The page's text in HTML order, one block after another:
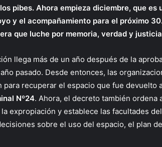
pibes. Ahora empieza diciembre, que
y el acompañamiento para el próximo
que luche por memoria, verdad y
llega más de un año después de la
pasado. Desde entonces, las
para recuperar el espacio que fue devuelto
Nº24. Ahora, el decreto también ordena
expropiación y establece las facultades del
sobre el uso del espacio, el plan